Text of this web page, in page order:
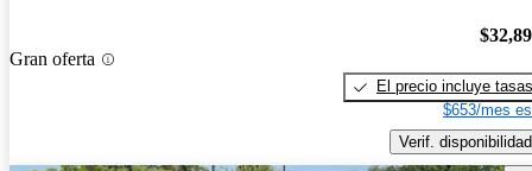
Gran oferta
El precio incluye tasas
$653/mes
Verif. disponibilidad